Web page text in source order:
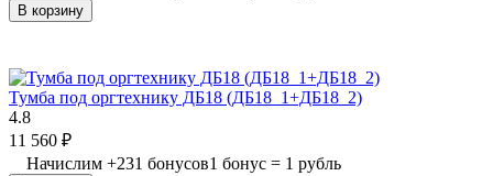
В корзину
Тумба под оргтехнику ДБ18 (ДБ18_1+ДБ18_2)
4.8
11 560 ₽
Начислим +231 бонусов1 бонус = 1 рубль